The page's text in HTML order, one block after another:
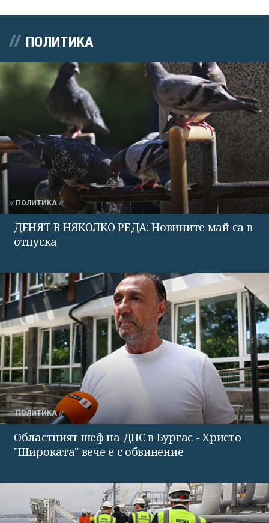
ПОЛИТИКА
ПОЛИТИКА
ДЕНЯТ В НЯКОЛКО РЕДА: Новините май са в
отпуска
ПОЛИТИКА
Областният шеф на ДПС в Бургас - Христо
"Широката" вече е с обвинение